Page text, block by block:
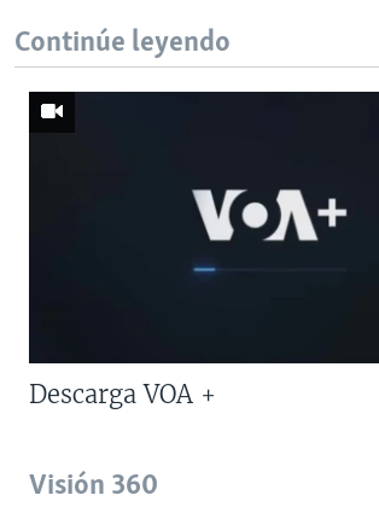
Continúe leyendo
Descarga VOA +
Visión 360